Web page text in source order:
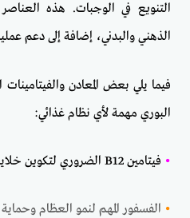
التنويع في الوجبات. هذه
الذهني والبدني، إضافة إلى دعم
فيما يلي بعض المعادن
البوري مهمة لأي نظام غذائي:
• فيتامين B12 الضروري لتكوين خلايا الدم الحمراء وتعزيز الطاقة
• الفسفور المهم لنمو العظام وحماية